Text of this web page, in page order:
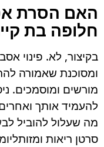
האם הסרת
חלופה בת
בקיצור, לא. פינוי
ומסוכנת שאמורה
מורשים ומוסמכים.
להעמיד אותך
מה שעלול להוביל
סרטן ריאות